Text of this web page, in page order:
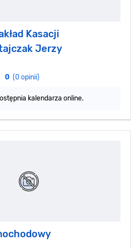
Kasacji
Jerzy
0 (0 opinii)
kalendarza online.